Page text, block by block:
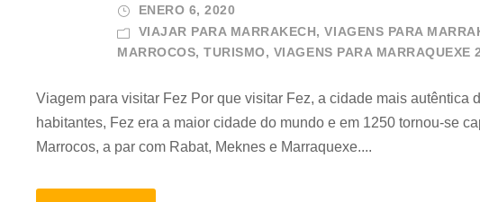
ENERO 6, 2020
VIAJAR PARA MARRAKECH, VIAGENS PARA
MARROCOS, TURISMO, VIAGENS PARA MARRAQUEXE
Viagem para visitar Fez Por que visitar Fez, a cidade mais autêntica
habitantes, Fez era a maior cidade do mundo e em 1250 tornou-se
Marrocos, a par com Rabat, Meknes e Marraquexe....